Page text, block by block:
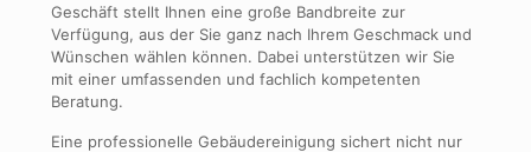
Geschäft stellt Ihnen eine große Bandbreite zur
Verfügung, aus der Sie ganz nach Ihrem Geschmack und
Wünschen wählen können. Dabei unterstützen wir Sie
mit einer umfassenden und fachlich kompetenten
Beratung.
Eine professionelle Gebäudereinigung sichert nicht nur